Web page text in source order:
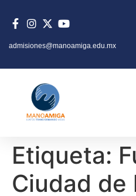
admisiones@manoamiga.edu.mx
Etiqueta:
Ciudad de